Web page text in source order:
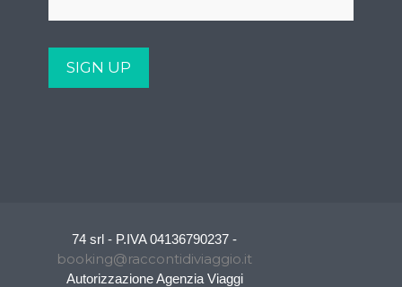
74 srl - P.IVA 04136790237 -
booking@raccontidiviaggio.it
Autorizzazione Agenzia Viaggi